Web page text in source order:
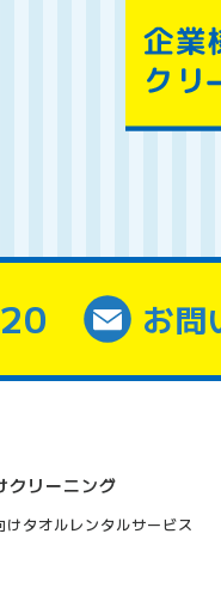
お問
クリーニング
けタオルレンタルサービス